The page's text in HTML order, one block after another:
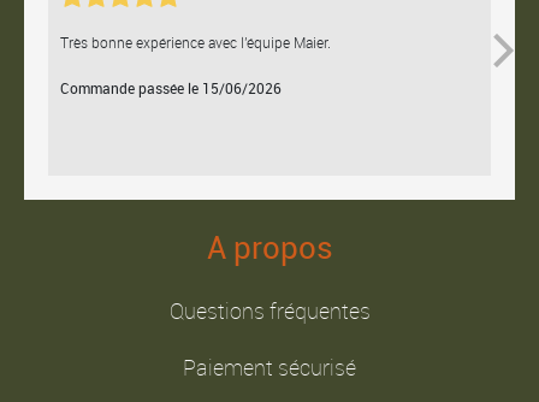
Très bonne expérience avec l'équipe Maier.
Commande passée le 15/06/2026
A propos
Questions fréquentes
Paiement sécurisé